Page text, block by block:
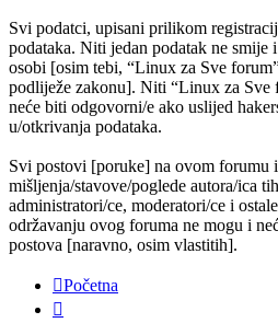
Svi podatci, upisani prilikom
podataka. Niti jedan podatak ne
osobi [osim tebi, “Linux za Sve
podliježe zakonu]. Niti “Linux za Sve
neće biti odgovorni/e ako uslijed
u/otkrivanja podataka.
Svi postovi [poruke] na ovom forumu
mišljenja/stavove/poglede autora/ica
administratori/ce, moderatori/ce i
održavanju ovog foruma ne mogu i
postova [naravno, osim vlastitih].
Početna